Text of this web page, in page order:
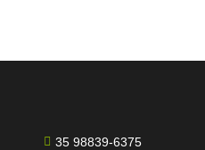
 35 98839-6375